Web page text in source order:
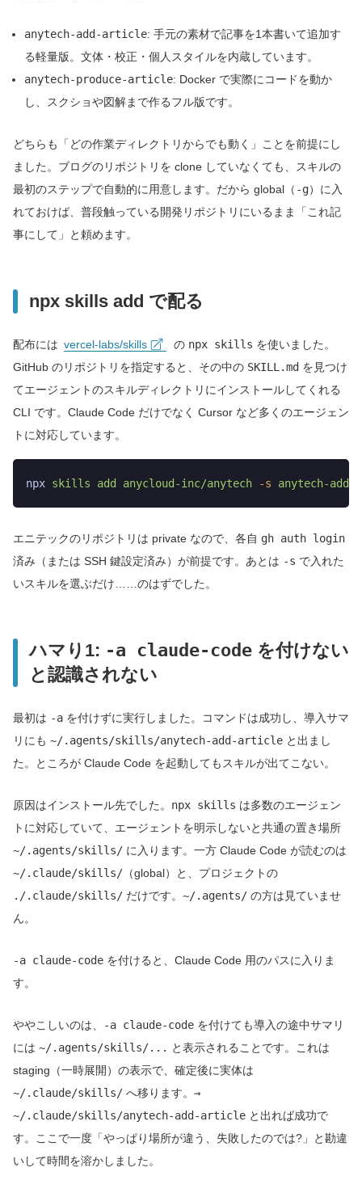
anytech-add-article: 手元の素材で記事を1本書いて追加す
る軽量版。文体・校正・個人スタイルを内蔵しています。
anytech-produce-article: Docker で実際にコードを動か
し、スクショや図解まで作るフル版です。
どちらも「どの作業ディレクトリからでも動く」ことを前提にし
ました。ブログのリポジトリを clone していなくても、スキルの
最初のステップで自動的に用意します。だから global（ -g）に入
れておけば、普段触っている開発リポジトリにいるまま「これ記
事にして」と頼めます。
npx skills add で配る
配布には vercel-labs/skills の npx skills を使いました。
GitHub のリポジトリを指定すると、その中の SKILL.md を見つけ
てエージェントのスキルディレクトリにインストールしてくれる
CLI です。Claude Code だけでなく Cursor など多くのエージェン
トに対応しています。
npx skills add anycloud-inc/anytech -s anytech-
エニテックのリポジトリは private なので、各自 gh auth login
済み（または SSH 鍵設定済み）が前提です。あとは -s で入れた
いスキルを選ぶだけ……のはずでした。
ハマり1: -a claude-code を付けない
と認識されない
最初は -a を付けずに実行しました。コマンドは成功し、導入サマ
リにも ~/.agents/skills/anytech-add-article と出まし
た。ところが Claude Code を起動してもスキルが出てこない。
原因はインストール先でした。 npx skills は多数のエージェン
トに対応していて、エージェントを明示しないと共通の置き場所
~/.agents/skills/ に入ります。一方 Claude Code が読むのは
~/.claude/skills/ （global）と、プロジェクトの
./.claude/skills/ だけです。 ~/.agents/ の方は見ていませ
ん。
-a claude-code を付けると、Claude Code 用のパスに入りま
す。
ややこしいのは、 -a claude-code を付けても導入の途中サマリ
には ~/.agents/skills/... と表示されることです。これは
staging（一時展開）の表示で、確定後に実体は
~/.claude/skills/ へ移ります。 →
~/.claude/skills/anytech-add-article と出れば成功で
す。ここで一度「やっぱり場所が違う、失敗したのでは?」と勘違
いして時間を溶かしました。